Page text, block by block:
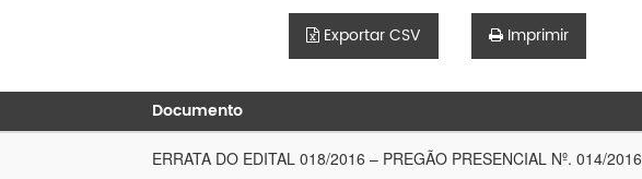
Exportar CSV Imprimir
Documento
ERRATA DO EDITAL 018/2016 – PREGÃO PRESENCIAL Nº. 014/2016